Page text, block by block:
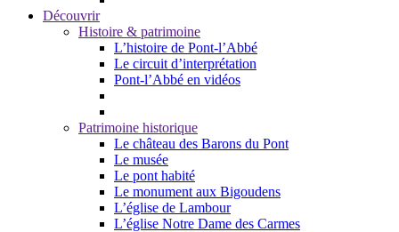
Découvrir
Histoire & patrimoine
L’histoire de Pont-l’Abbé
Le circuit d’interprétation
Pont-l’Abbé en vidéos
Patrimoine historique
Le château des Barons du Pont
Le musée
Le pont habité
Le monument aux Bigoudens
L’église de Lambour
L’église Notre Dame des Carmes